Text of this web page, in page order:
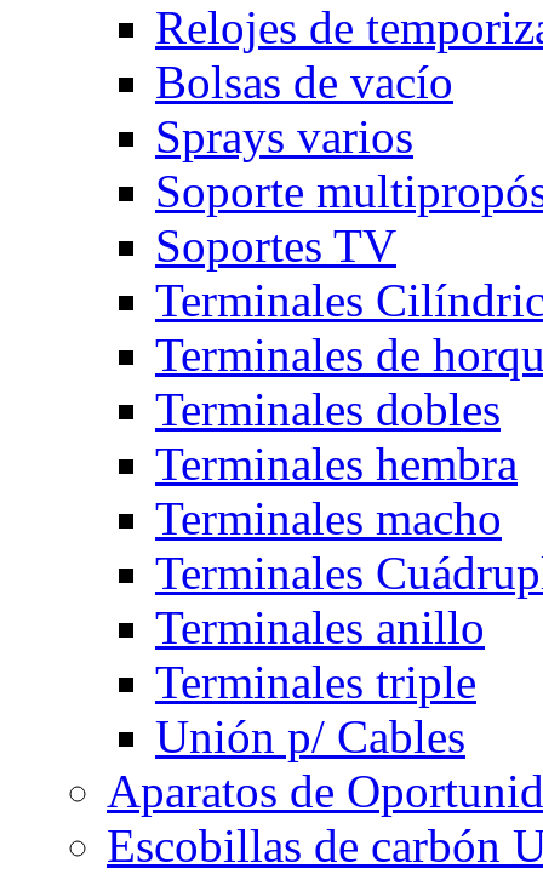
Relojes de
Bolsas de vacío
Sprays varios
Soporte
Soportes TV
Terminales
Terminales de
Terminales dobles
Terminales hembra
Terminales macho
Terminales
Terminales anillo
Terminales triple
Unión p/ Cables
Aparatos de
Escobillas de carbón